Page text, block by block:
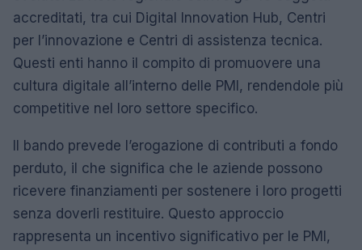
accreditati, tra cui Digital Innovation Hub, Centri
per l’innovazione e Centri di assistenza tecnica.
Questi enti hanno il compito di promuovere una
cultura digitale all’interno delle PMI, rendendole più
competitive nel loro settore specifico.
Il bando prevede l’erogazione di contributi a fondo
perduto, il che significa che le aziende possono
ricevere finanziamenti per sostenere i loro progetti
senza doverli restituire. Questo approccio
rappresenta un incentivo significativo per le PMI,